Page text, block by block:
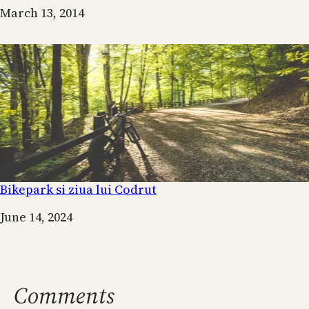
Date
March 13, 2014
Bikepark si ziua lui Codrut
Date
June 14, 2024
Comments